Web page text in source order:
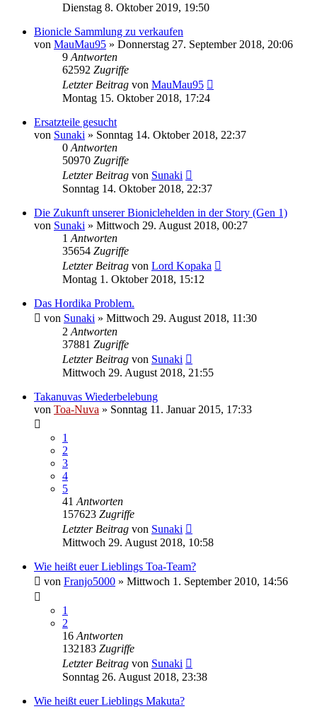
Dienstag 8. Oktober 2019, 19:50
Bionicle Sammlung zu verkaufen
von MauMau95 » Donnerstag 27. September 2018, 20:06
9 Antworten
62592 Zugriffe
Letzter Beitrag von MauMau95
Montag 15. Oktober 2018, 17:24
Ersatzteile gesucht
von Sunaki » Sonntag 14. Oktober 2018, 22:37
0 Antworten
50970 Zugriffe
Letzter Beitrag von Sunaki
Sonntag 14. Oktober 2018, 22:37
Die Zukunft unserer Bioniclehelden in der Story (Gen 1)
von Sunaki » Mittwoch 29. August 2018, 00:27
1 Antworten
35654 Zugriffe
Letzter Beitrag von Lord Kopaka
Montag 1. Oktober 2018, 15:12
Das Hordika Problem.
von Sunaki » Mittwoch 29. August 2018, 11:30
2 Antworten
37881 Zugriffe
Letzter Beitrag von Sunaki
Mittwoch 29. August 2018, 21:55
Takanuvas Wiederbelebung
von Toa-Nuva » Sonntag 11. Januar 2015, 17:33
1
2
3
4
5
41 Antworten
157623 Zugriffe
Letzter Beitrag von Sunaki
Mittwoch 29. August 2018, 10:58
Wie heißt euer Lieblings Toa-Team?
von Franjo5000 » Mittwoch 1. September 2010, 14:56
1
2
16 Antworten
132183 Zugriffe
Letzter Beitrag von Sunaki
Sonntag 26. August 2018, 23:38
Wie heißt euer Lieblings Makuta?